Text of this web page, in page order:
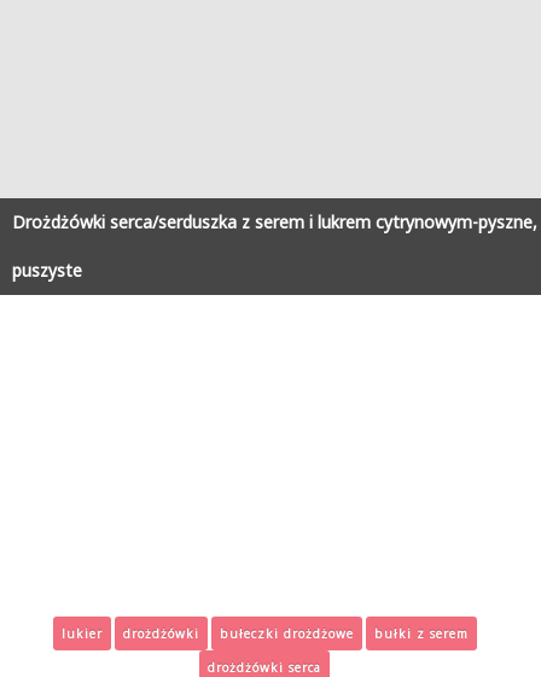
Drożdżówki serca/serduszka z serem i lukrem cytrynowym-pyszne,
puszyste
lukier drożdżówki bułeczki drożdżowe
bułki z serem
drożdżówki serca